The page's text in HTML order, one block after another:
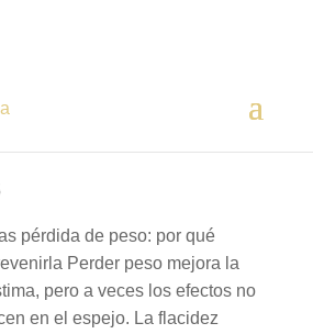
pérdida de peso: por qué
Perder peso mejora la
pero a veces los efectos no
en el espejo. La flacidez